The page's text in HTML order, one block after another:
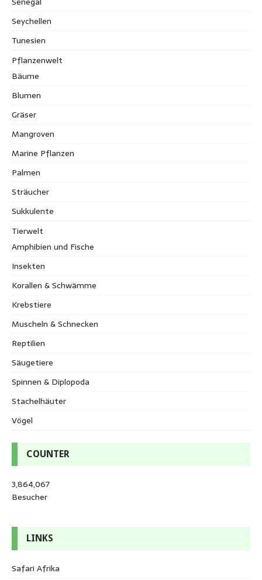
Seychellen
Tunesien
Pflanzenwelt
Bäume
Blumen
Gräser
Mangroven
Marine Pflanzen
Palmen
Sträucher
Sukkulente
Tierwelt
Amphibien und Fische
Insekten
Korallen & Schwämme
Krebstiere
Muscheln & Schnecken
Reptilien
Säugetiere
Spinnen & Diplopoda
Stachelhäuter
Vögel
COUNTER
3,864,067
Besucher
LINKS
Safari Afrika